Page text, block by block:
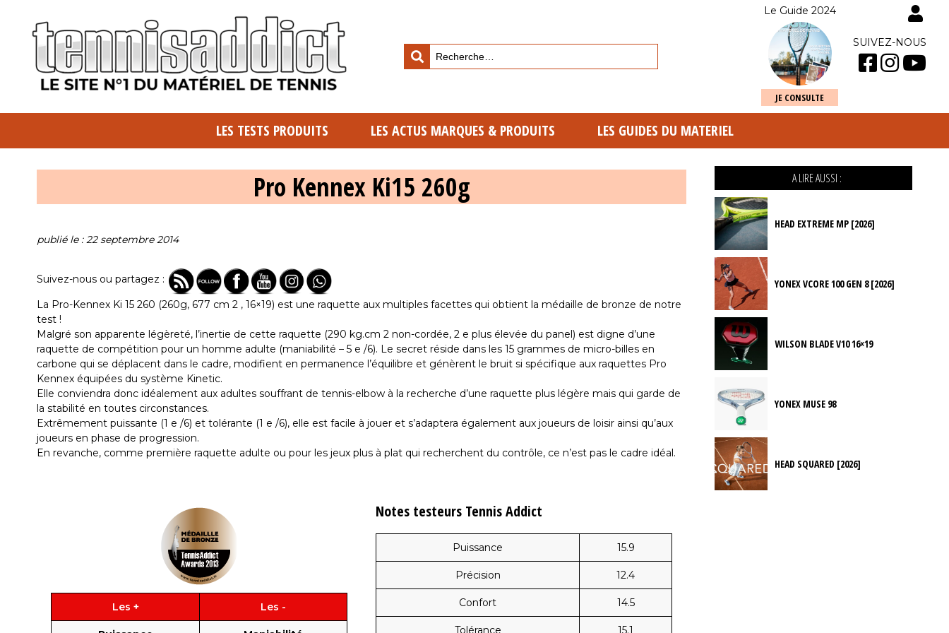
Le Guide 2024
JE CONSULTE
SUIVEZ-NOUS
LES TESTS PRODUITS LES ACTUS MARQUES & PRODUITS LES GUIDES DU MATERIEL
Pro Kennex Ki15 260g
publié le : 22 septembre 2014
Suivez-nous ou partagez :
La Pro-Kennex Ki 15 260 (260g, 677 cm 2 , 16×19) est une raquette aux multiples facettes qui obtient la médaille de bronze de notre
test !
Malgré son apparente légèreté, l’inertie de cette raquette (290 kg.cm 2 non-cordée, 2 e plus élevée du panel) est digne d’une
raquette de compétition pour un homme adulte (maniabilité – 5 e /6). Le secret réside dans les 15 grammes de micro-billes en
carbone qui se déplacent dans le cadre, modifient en permanence l’équilibre et génèrent le bruit si spécifique aux raquettes Pro
Kennex équipées du système Kinetic.
Elle conviendra donc idéalement aux adultes souffrant de tennis-elbow à la recherche d’une raquette plus légère mais qui garde de
la stabilité en toutes circonstances.
Extrêmement puissante (1 e /6) et tolérante (1 e /6), elle est facile à jouer et s’adaptera également aux joueurs de loisir ainsi qu’aux
joueurs en phase de progression.
En revanche, comme première raquette adulte ou pour les jeux plus à plat qui recherchent du contrôle, ce n’est pas le cadre idéal.
Les + Les -
Notes testeurs Tennis Addict
Puissance 15.9
Précision 12.4
Confort 14.5
Tolérance 15.1
A LIRE AUSSI :
HEAD EXTREME MP [2026]
YONEX VCORE 100 GEN 8 [2026]
WILSON BLADE V10 16×19
YONEX MUSE 98
HEAD SQUARED [2026]